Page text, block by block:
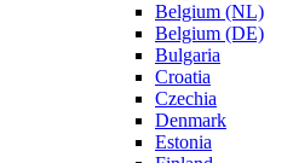
Belgium (NL)
Belgium (DE)
Bulgaria
Croatia
Czechia
Denmark
Estonia